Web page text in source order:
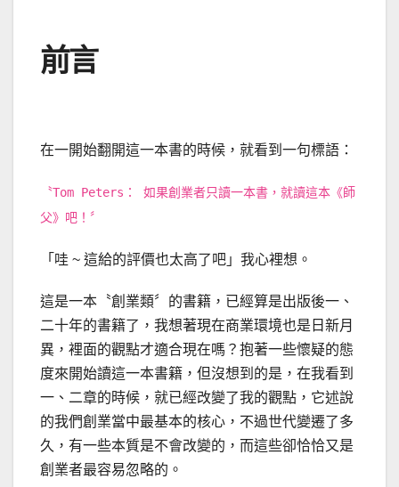
前言
在一開始翻開這一本書的時候，就看到一句標語：
〝Tom Peters： 如果創業者只讀一本書，就讀這本《師
父》吧！〞
「哇 ~ 這給的評價也太高了吧」我心裡想。
這是一本〝創業類〞的書籍，已經算是出版後一、
二十年的書籍了，我想著現在商業環境也是日新月
異，裡面的觀點才適合現在嗎？抱著一些懷疑的態
度來開始讀這一本書籍，但沒想到的是，在我看到
一、二章的時候，就已經改變了我的觀點，它述說
的我們創業當中最基本的核心，不過世代變遷了多
久，有一些本質是不會改變的，而這些卻恰恰又是
創業者最容易忽略的。